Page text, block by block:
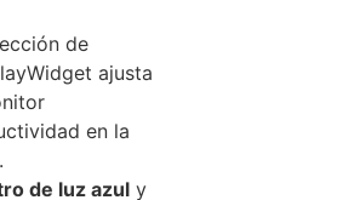
de
ajusta
en la
de luz azul y